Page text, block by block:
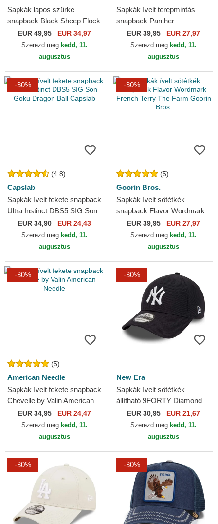
Sapkák lapos szürke
snapback Black Sheep Flock
Mountain The Farm Flats The
Farm Goorin Bros.
EUR49,95 EUR 34,97
Szerezd meg kedd, 11.
augusztus
Sapkák ívelt terepmintás
snapback Panther
Camouflage Seasonal Real
Tree The Farm Goorin Bros.
EUR 39,95 EUR 27,97
Szerezd meg kedd, 11.
augusztus
-30%
(4.8)
Capslab
Sapkák ívelt fekete snapback
Ultra Instinct DBS5 SIG Son
Goku Dragon Ball Capslab
EUR34,90 EUR 24,43
Szerezd meg kedd, 11.
augusztus
-30%
(5)
Goorin Bros.
Sapkák ívelt sötétkék
snapback Flavor Wordmark
French Terry The Farm
Goorin Bros.
EUR 39,95 EUR 27,97
Szerezd meg kedd, 11.
augusztus
-30%
(5)
American Needle
Sapkák ívelt fekete snapback
Chevelle by Valin American
Needle
EUR34,95 EUR 24,47
Szerezd meg kedd, 11.
augusztus
-30%
New Era
Sapkák ívelt sötétkék
állítható 9FORTY Diamond
Era Essential New York
Yankees MLB New Era
EUR 30,95 EUR 21,67
Szerezd meg kedd, 11.
augusztus
-30% -30%